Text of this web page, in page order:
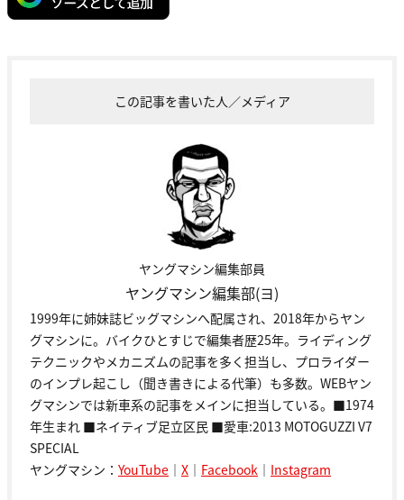
この記事を書いた人／メディア
ヤングマシン編集部員
ヤングマシン編集部(ヨ)
1999年に姉妹誌ビッグマシンへ配属され、2018年からヤン
グマシンに。バイクひとすじで編集者歴25年。ライディング
テクニックやメカニズムの記事を多く担当し、プロライダー
のインプレ起こし（聞き書きによる代筆）も多数。WEBヤン
グマシンでは新車系の記事をメインに担当している。■1974
年生まれ ■ネイティブ足立区民 ■愛車:2013 MOTOGUZZI V7
SPECIAL
ヤングマシン： YouTube ｜ X ｜ Facebook ｜ Instagram